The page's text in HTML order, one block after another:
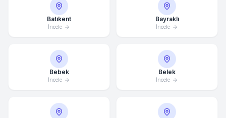
Batıkent
İncele
Bayraklı
İncele
Bebek
İncele
Belek
İncele